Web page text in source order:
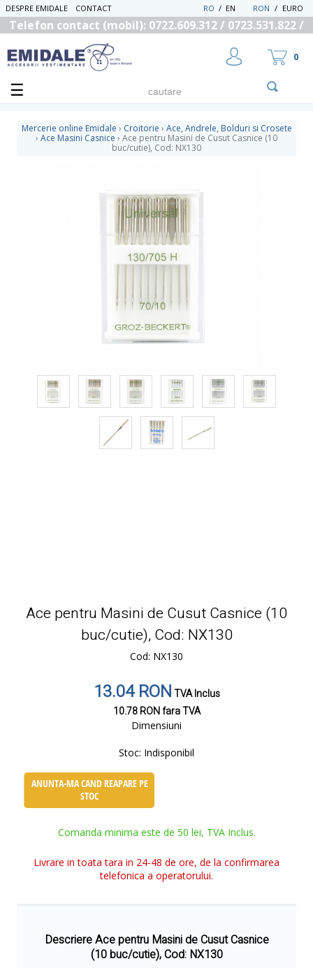
DESPRE EMIDALE CONTACT RON / EURO
EN
/
RO
Telefon contact (mobil): 0722.609.312 / 0723.531.822 /
0
Mercerie online Emidale › Croitorie › Ace, Andrele, Bolduri si Crosete
› Ace Masini Casnice › Ace pentru Masini de Cusut Casnice (10
buc/cutie), Cod: NX130
Ace pentru Masini de Cusut Casnice (10
buc/cutie), Cod: NX130
Cod: NX130
13.04 RONTVA Inclus
10.78 RONfara TVA
Dimensiuni
Stoc: Indisponibil
ANUNTA-MA CAND REAPARE PE
STOC
Comanda minima este de 50 lei, TVA Inclus.
Livrare in toata tara in 24-48 de ore, de la confirmarea
telefonica a operatorului.
Descriere Ace pentru Masini de Cusut Casnice
(10 buc/cutie), Cod: NX130